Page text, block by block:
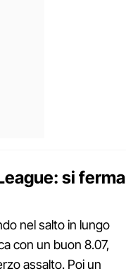
si ferma
nel salto in lungo
con un buon 8.07,
assalto. Poi un